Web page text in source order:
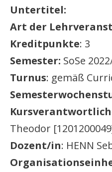
Untertitel:
Art der
Kreditpunkte: 3
Semester: SoSe
Turnus: gemäß
Theodor
Dozent/in: HENN